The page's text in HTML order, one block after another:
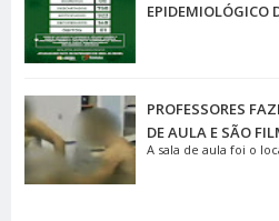
EPIDEMIOLÓGICO
PROFESSORES
DE AULA E SÃO
A sala de aula foi o